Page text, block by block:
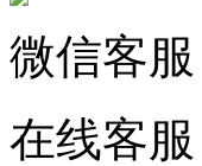
微信客服
在线客服